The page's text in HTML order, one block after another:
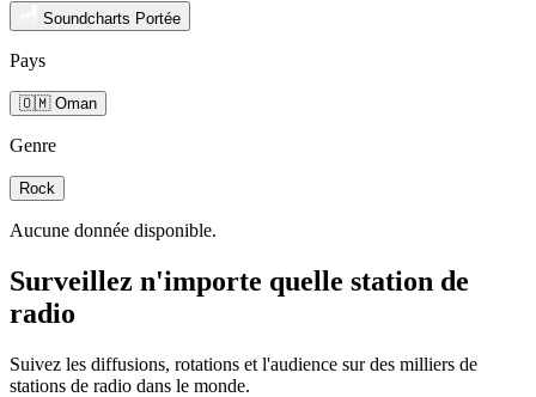
Soundcharts Portée
Pays
🇴🇲 Oman
Genre
Rock
Aucune donnée disponible.
Surveillez n'importe quelle station de
radio
Suivez les diffusions, rotations et l'audience sur des milliers de
stations de radio dans le monde.